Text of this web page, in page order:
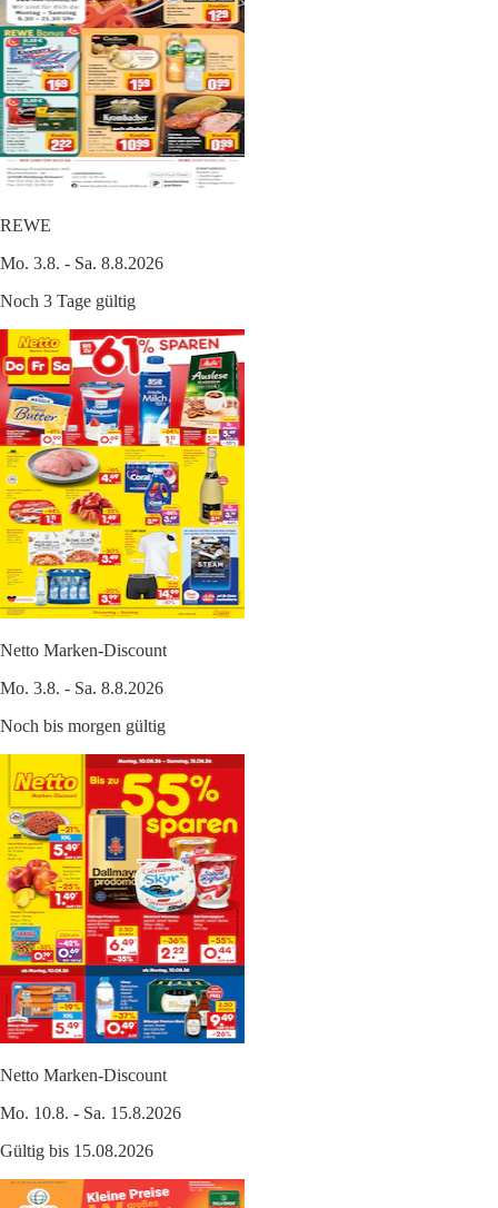
REWE
Mo. 3.8. - Sa. 8.8.2026
Noch 3 Tage gültig
Netto Marken-Discount
Mo. 3.8. - Sa. 8.8.2026
Noch bis morgen gültig
Netto Marken-Discount
Mo. 10.8. - Sa. 15.8.2026
Gültig bis 15.08.2026